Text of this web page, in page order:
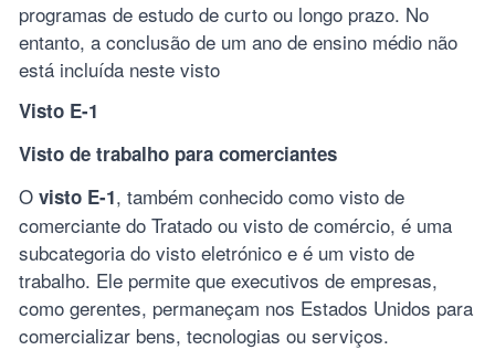
programas de estudo de curto ou longo prazo. No
entanto, a conclusão de um ano de ensino médio não
está incluída neste visto
Visto E-1
Visto de trabalho para comerciantes
O visto E-1, também conhecido como visto de
comerciante do Tratado ou visto de comércio, é uma
subcategoria do visto eletrónico e é um visto de
trabalho. Ele permite que executivos de empresas,
como gerentes, permaneçam nos Estados Unidos para
comercializar bens, tecnologias ou serviços.